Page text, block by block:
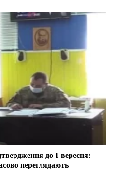
до 1 вересня:
переглядають